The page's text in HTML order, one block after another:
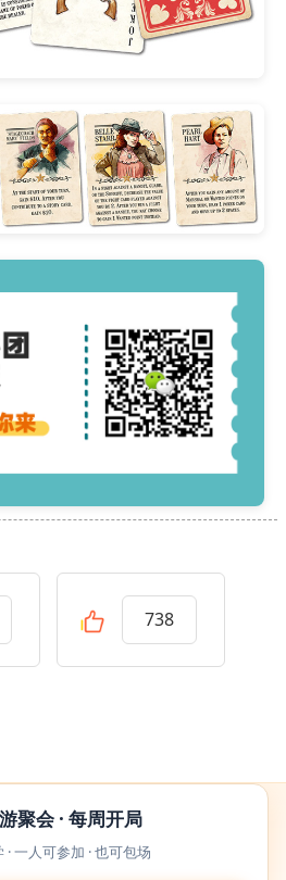
738
聚会 · 每周开局
一人可参加 · 也可包场